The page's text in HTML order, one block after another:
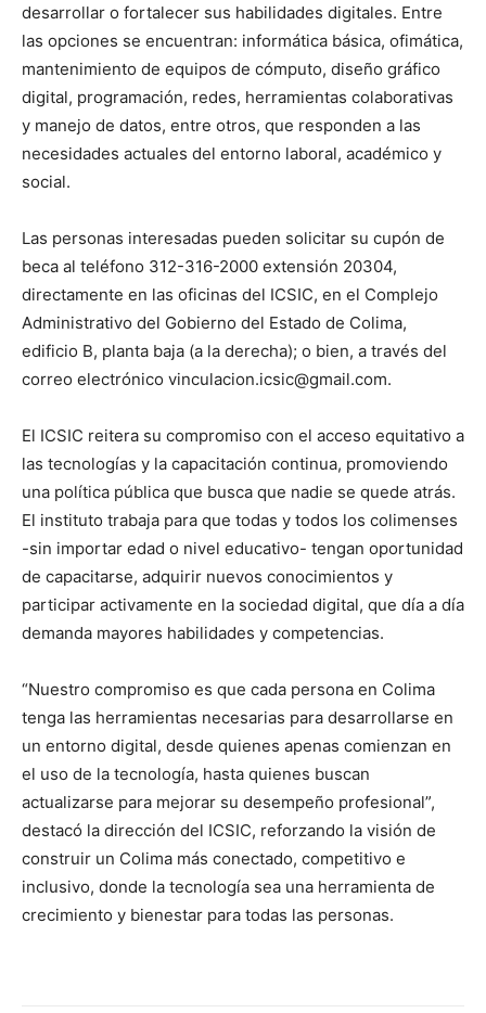
desarrollar o fortalecer sus habilidades digitales. Entre
las opciones se encuentran: informática básica, ofimática,
mantenimiento de equipos de cómputo, diseño gráfico
digital, programación, redes, herramientas colaborativas
y manejo de datos, entre otros, que responden a las
necesidades actuales del entorno laboral, académico y
social.
Las personas interesadas pueden solicitar su cupón de
beca al teléfono 312-316-2000 extensión 20304,
directamente en las oficinas del ICSIC, en el Complejo
Administrativo del Gobierno del Estado de Colima,
edificio B, planta baja (a la derecha); o bien, a través del
correo electrónico vinculacion.icsic@gmail.com.
El ICSIC reitera su compromiso con el acceso equitativo a
las tecnologías y la capacitación continua, promoviendo
una política pública que busca que nadie se quede atrás.
El instituto trabaja para que todas y todos los colimenses
-sin importar edad o nivel educativo- tengan oportunidad
de capacitarse, adquirir nuevos conocimientos y
participar activamente en la sociedad digital, que día a día
demanda mayores habilidades y competencias.
“Nuestro compromiso es que cada persona en Colima
tenga las herramientas necesarias para desarrollarse en
un entorno digital, desde quienes apenas comienzan en
el uso de la tecnología, hasta quienes buscan
actualizarse para mejorar su desempeño profesional”,
destacó la dirección del ICSIC, reforzando la visión de
construir un Colima más conectado, competitivo e
inclusivo, donde la tecnología sea una herramienta de
crecimiento y bienestar para todas las personas.